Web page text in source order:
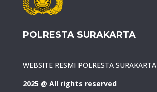
POLRESTA SURAKARTA
WEBSITE RESMI POLRESTA SURAKARTA
2025 @ All rights reserved